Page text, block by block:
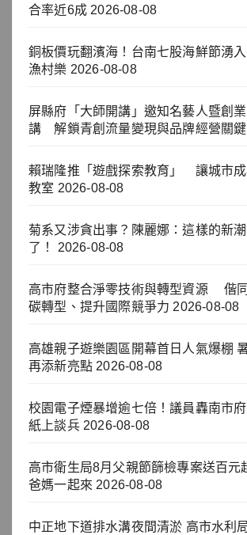
合率近6成 2026-08-08
銅板價玩翻濱海！台南七股海鮮節湧
漁村樂 2026-08-08
屏縣府「大師開講」邀知名藝人暨創
講 解鎖青創流量變現與品牌經營關鍵
賴瑞隆推「遊戲探索教育」 讓城市成
教室 2026-08-08
菊系又涉貪出事？陳麗娜：這樣的新
了！
2026-08-08
高市府整合淨零技術與轉型資源 偕
碳轉型、提升國際競爭力 2026-08-08
高雄親子遊樂園區開幕首日人氣爆棚
再添新亮點 2026-08-08
校園電子煙暴增逾七倍！議員轟南市
紙上談兵 2026-08-08
高市衛生局8月父親節篩檢專案送百元
爸媽一起來 2026-08-08
中正地下道排水溝夜間清淤 高市水利